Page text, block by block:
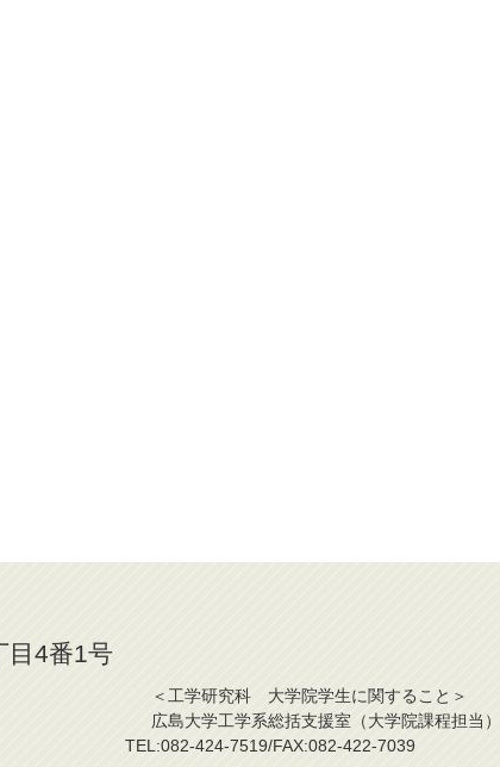
4番1号
＞ ＜工学研究科 大学院学生に関すること＞
当） 広島大学工学系総括支援室（大学院課程担当）
TEL:082-424-7519/FAX:082-422-7039